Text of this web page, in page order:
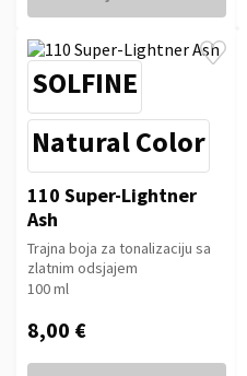
SOLFINE
Natural Color
110 Super-Lightner
Ash
Trajna boja za tonalizaciju sa
zlatnim odsjajem
100 ml
8,00 €